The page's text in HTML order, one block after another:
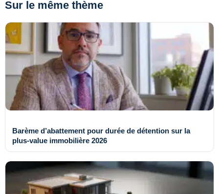
Sur le même thème
Barème d’abattement pour durée de détention sur la
plus-value immobilière 2026